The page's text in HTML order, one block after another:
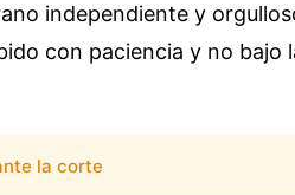
independiente y
con paciencia y no bajo
la corte